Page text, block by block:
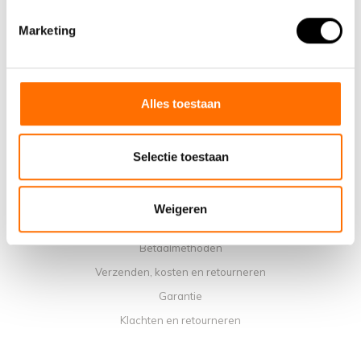
Marketing
Alles toestaan
Selectie toestaan
Weigeren
Waarom een elektrische vouwfiets van Lacros
Contact
Agenda werkplaats
Handleidingen
Betaalmethoden
Verzenden, kosten en retourneren
Garantie
Klachten en retourneren